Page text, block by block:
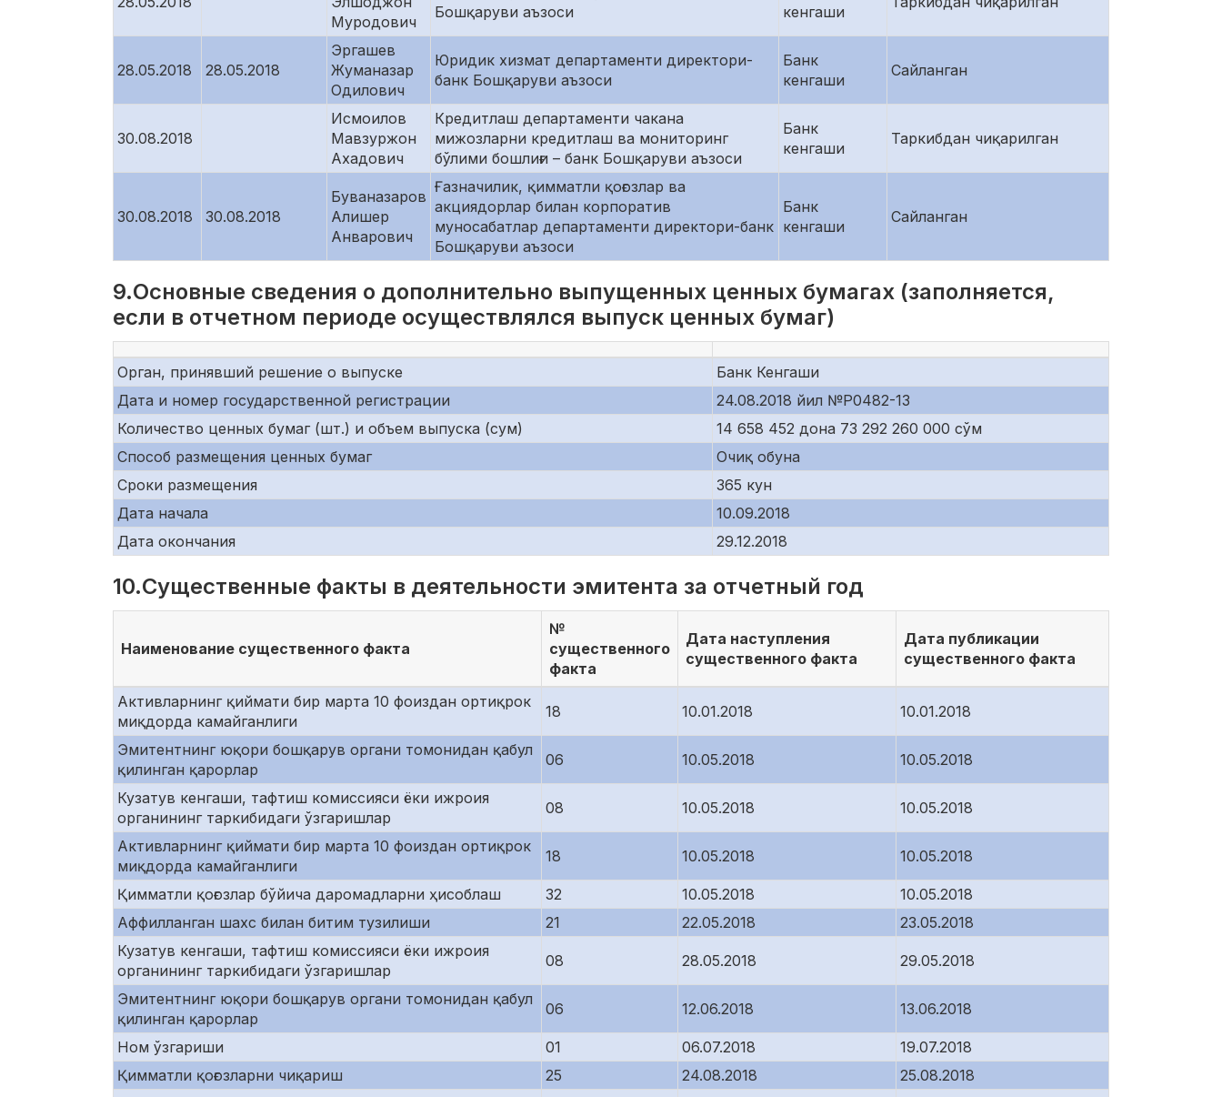
Муродович
Бошқаруви аъзоси
кенгаши
28.05.2018 28.05.2018
Эргашев
Жуманазар
Одилович
Юридик хизмат департаменти директори-
банк Бошқаруви аъзоси
Банк
кенгаши
Сайланган
30.08.2018
Исмоилов
Мавзуржон
Ахадович
Кредитлаш департаменти чакана
мижозларни кредитлаш ва мониторинг
бўлими бошлиғи – банк Бошқаруви аъзоси
Банк
кенгаши
Таркибдан чиқарилган
30.08.2018 30.08.2018
Буваназаров
Алишер
Анварович
Ғазначилик, қимматли қоғозлар ва
акциядорлар билан корпоратив
муносабатлар департаменти директори-банк
Бошқаруви аъзоси
Банк
кенгаши
Сайланган
9.Основные сведения о дополнительно выпущенных ценных бумагах (заполняется,
если в отчетном периоде осуществлялся выпуск ценных бумаг)
Орган, принявший решение о выпуске
Банк Кенгаши
Дата и номер государственной регистрации
24.08.2018 йил №P0482-13
Количество ценных бумаг (шт.) и объем выпуска (сум)
14 658 452 дона 73 292 260 000 сўм
Способ размещения ценных бумаг
Очиқ обуна
Сроки размещения
365 кун
Дата начала
10.09.2018
Дата окончания
29.12.2018
10.Существенные факты в деятельности эмитента за отчетный год
Наименование существенного факта
№
существенного
факта
Дата наступления
существенного факта
Дата публикации
существенного факта
Активларнинг қиймати бир марта 10 фоиздан ортиқрок
миқдорда камайганлиги
18 10.01.2018 10.01.2018
Эмитентнинг юқори бошқарув органи томонидан қабул
қилинган қарорлар
06 10.05.2018 10.05.2018
Кузатув кенгаши, тафтиш комиссияси ёки ижроия
органининг таркибидаги ўзгаришлар
08 10.05.2018 10.05.2018
Активларнинг қиймати бир марта 10 фоиздан ортиқрок
миқдорда камайганлиги
18 10.05.2018 10.05.2018
Қимматли қоғозлар бўйича даромадларни ҳисоблаш 32 10.05.2018
10.05.2018
Аффилланган шахс билан битим тузилиши
21 22.05.2018
23.05.2018
Кузатув кенгаши, тафтиш комиссияси ёки ижроия
органининг таркибидаги ўзгаришлар
08 28.05.2018 29.05.2018
Эмитентнинг юқори бошқарув органи томонидан қабул
қилинган қарорлар
06 12.06.2018 13.06.2018
Ном ўзгариши 01 06.07.2018
19.07.2018
Қимматли қоғозларни чиқариш
25 24.08.2018
25.08.2018